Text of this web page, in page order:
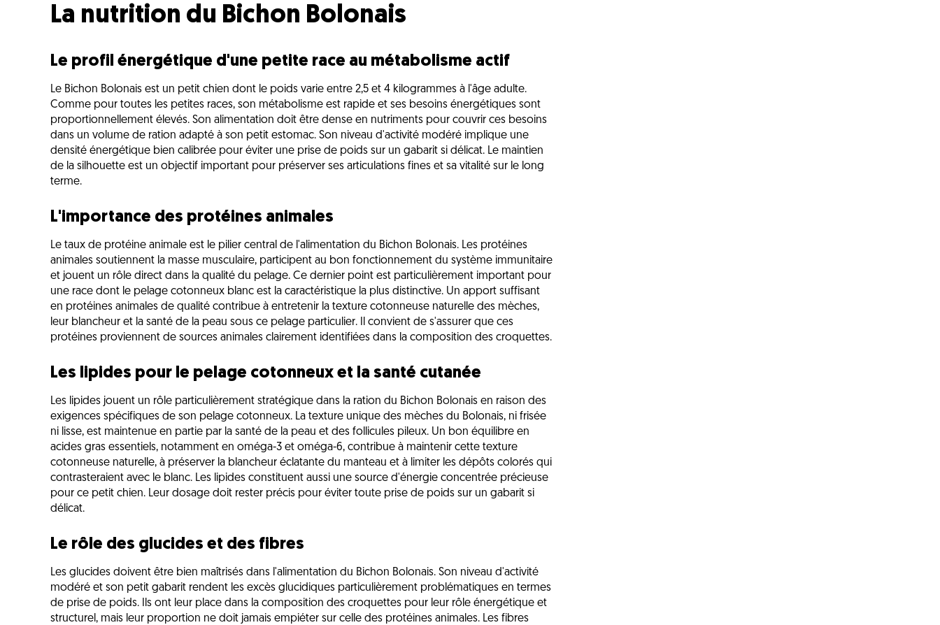
La nutrition du Bichon Bolonais
Le profil énergétique d'une petite race au métabolisme actif
Le Bichon Bolonais est un petit chien dont le poids varie entre 2,5 et 4 kilogrammes à l'âge adulte.
Comme pour toutes les petites races, son métabolisme est rapide et ses besoins énergétiques sont
proportionnellement élevés. Son alimentation doit être dense en nutriments pour couvrir ces besoins
dans un volume de ration adapté à son petit estomac. Son niveau d'activité modéré implique une
densité énergétique bien calibrée pour éviter une prise de poids sur un gabarit si délicat. Le maintien
de la silhouette est un objectif important pour préserver ses articulations fines et sa vitalité sur le long
terme.
L'importance des protéines animales
Le taux de protéine animale est le pilier central de l'alimentation du Bichon Bolonais. Les protéines
animales soutiennent la masse musculaire, participent au bon fonctionnement du système immunitaire
et jouent un rôle direct dans la qualité du pelage. Ce dernier point est particulièrement important pour
une race dont le pelage cotonneux blanc est la caractéristique la plus distinctive. Un apport suffisant
en protéines animales de qualité contribue à entretenir la texture cotonneuse naturelle des mèches,
leur blancheur et la santé de la peau sous ce pelage particulier. Il convient de s'assurer que ces
protéines proviennent de sources animales clairement identifiées dans la composition des croquettes.
Les lipides pour le pelage cotonneux et la santé cutanée
Les lipides jouent un rôle particulièrement stratégique dans la ration du Bichon Bolonais en raison des
exigences spécifiques de son pelage cotonneux. La texture unique des mèches du Bolonais, ni frisée
ni lisse, est maintenue en partie par la santé de la peau et des follicules pileux. Un bon équilibre en
acides gras essentiels, notamment en oméga-3 et oméga-6, contribue à maintenir cette texture
cotonneuse naturelle, à préserver la blancheur éclatante du manteau et à limiter les dépôts colorés qui
contrasteraient avec le blanc. Les lipides constituent aussi une source d'énergie concentrée précieuse
pour ce petit chien. Leur dosage doit rester précis pour éviter toute prise de poids sur un gabarit si
délicat.
Le rôle des glucides et des fibres
Les glucides doivent être bien maîtrisés dans l'alimentation du Bichon Bolonais. Son niveau d'activité
modéré et son petit gabarit rendent les excès glucidiques particulièrement problématiques en termes
de prise de poids. Ils ont leur place dans la composition des croquettes pour leur rôle énergétique et
structurel, mais leur proportion ne doit jamais empiéter sur celle des protéines animales. Les fibres